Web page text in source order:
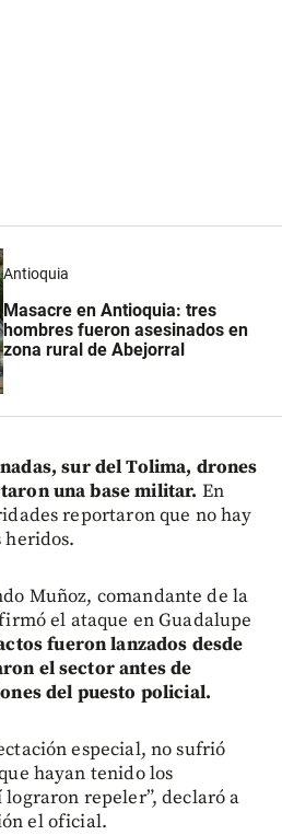
Antioquia
Masacre en Antioquia: tres
hombres fueron asesinados en
zona rural de Abejorral
sur del Tolima, drones
una base militar. En
reportaron que no hay
Muñoz, comandante de la
el ataque en Guadalupe
fueron lanzados desde
el sector antes de
del puesto policial.
especial, no sufrió
hayan tenido los
repeler”, declaró a
el oficial.